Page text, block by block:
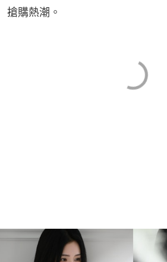
搶購熱潮。